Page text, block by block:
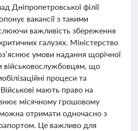
Дніпропетровської філії
вакансії з такими
важливість збереження
галузях. Міністерство
умови надання щорічної
військовослужбовцям, що
процеси та
мають право на
місячному грошовому
отримати одночасно з
Це важливо для